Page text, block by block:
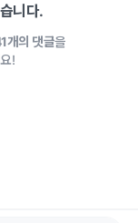
니다.
개의 댓글을
!